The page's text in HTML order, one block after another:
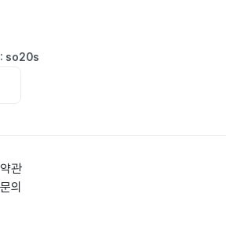
: so20s
관
의